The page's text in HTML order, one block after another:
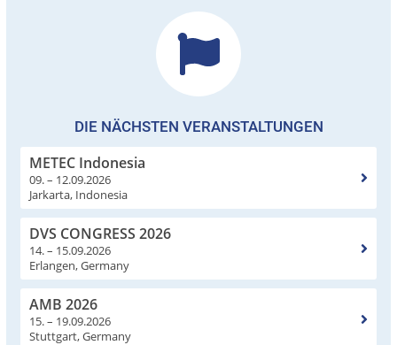
DIE NÄCHSTEN VERANSTALTUNGEN
METEC Indonesia
09. – 12.09.2026
Jarkarta, Indonesia
DVS CONGRESS 2026
14. – 15.09.2026
Erlangen, Germany
AMB 2026
15. – 19.09.2026
Stuttgart, Germany